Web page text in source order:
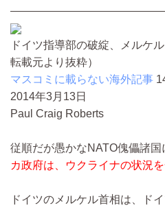
ドイツ指導部の破綻、メルケ
転載元より抜粋）
マスコミに載らない海外記事
2014年3月13日
Paul Craig Roberts
従順だが愚かなNATO傀儡諸国
カ政府は、ウクライナの状況
ドイツのメルケル首相は、ド